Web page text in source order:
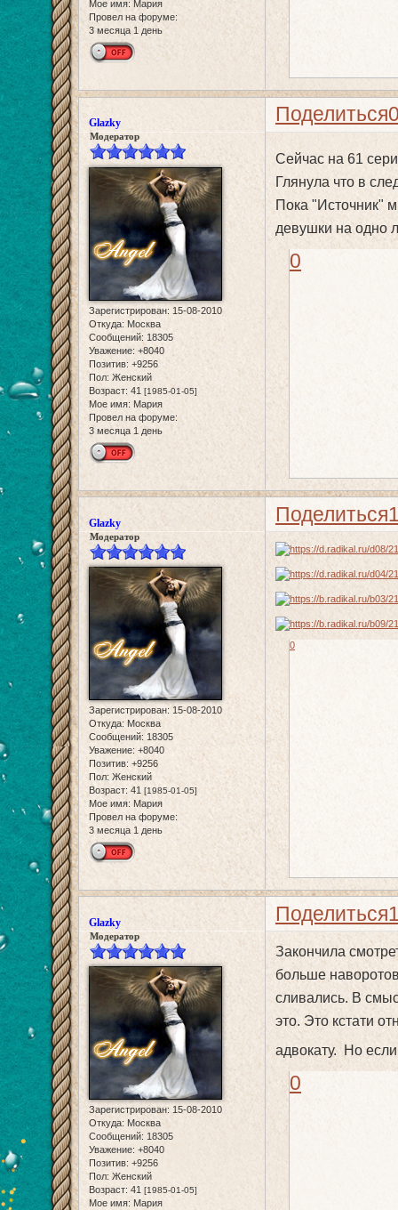
Мое имя: Мария
Провел на форуме:
3 месяца 1 день
Поделиться
Glazky
Модератор
Зарегистрирован: 15-08-2010
Откуда: Москва
Сообщений: 18305
Уважение: +8040
Позитив: +9256
Пол: Женский
Возраст: 41 [1985-01-05]
Мое имя: Мария
Провел на форуме:
3 месяца 1 день
Сейчас на 61
Глянула что в
Пока "Источник"
девушки на одно
0
Поделиться
Glazky
Модератор
Зарегистрирован: 15-08-2010
Откуда: Москва
Сообщений: 18305
Уважение: +8040
Позитив: +9256
Пол: Женский
Возраст: 41 [1985-01-05]
Мое имя: Мария
Провел на форуме:
3 месяца 1 день
0
Поделиться
Glazky
Модератор
Зарегистрирован: 15-08-2010
Откуда: Москва
Сообщений: 18305
Уважение: +8040
Позитив: +9256
Пол: Женский
Возраст: 41 [1985-01-05]
Мое имя: Мария
Закончила
больше
сливались. В
это. Это кстати
адвокату. Но
0